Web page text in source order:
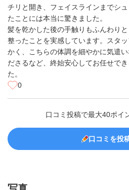
チリと開き、フェイスラインまでシ
たことには本当に驚きました。
髪を乾かした後の手触りもふんわり
整ったことを実感しています。スタ
かく、こちらの体調を細やかに気遣
ださるなど、終始安心してお任せで
た。
0
口コミ投稿で最大40ポイ
口コミを投